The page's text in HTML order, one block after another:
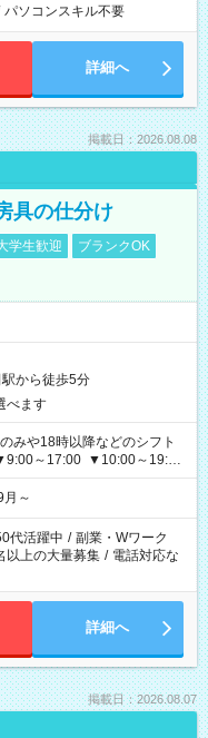
パソコンスキル不要
詳細へ
掲載日：2026.08.08
具の仕分け
学生歓迎
ブランクOK
から徒歩5分
べます
みや18時以降などのシフト
～17:00 ▼10:00～19:00
～
代活躍中 / 副業・Wワーク
以上の大量募集 / 電話対応な
詳細へ
掲載日：2026.08.07